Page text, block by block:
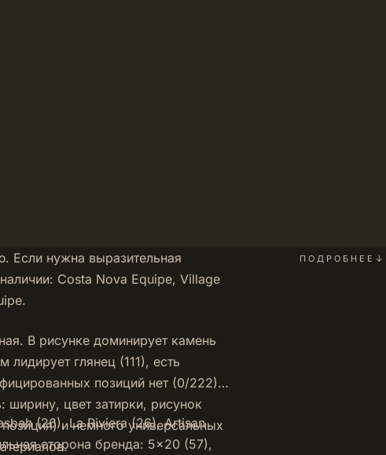
Если нужна выразительная
Costa Nova Equipe, Village
.
В рисунке доминирует камень
глянец (111), есть
позиций нет (0/222)
цвет затирки, рисунок
и немного универсальных
(26), La Riviera (26), Artisan
сторона бренда: 5×20 (57),
ПОДРОБНЕЕ ↓